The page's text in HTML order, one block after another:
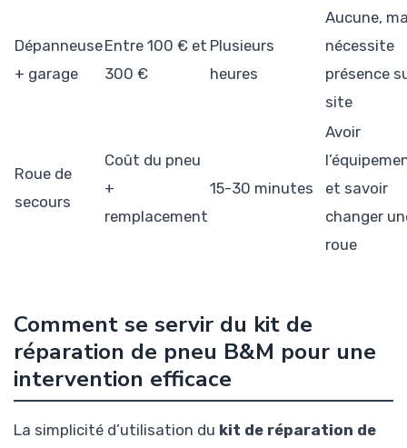
Dépanneuse
+ garage
Entre 100 € et
300 €
Plusieurs
heures
Aucune,
nécessite
présence
site
Roue de
secours
Coût du pneu
+
remplacement
15-30 minutes
Avoir
et savoir
changer
roue
Comment se servir du kit de
réparation de pneu B&M pour une
intervention efficace
La simplicité d’utilisation du kit de réparation de